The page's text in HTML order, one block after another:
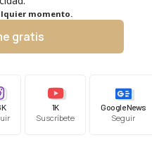
momento.
gratis
1K
Suscríbete
Google News
Seguir